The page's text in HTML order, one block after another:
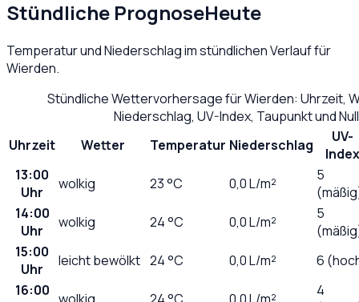
Stündliche PrognoseHeute
Temperatur und Niederschlag im stündlichen Verlauf für
Wierden.
Stündliche Wettervorhersage fürWierden: Uhrzeit,
Niederschlag, UV-Index, Taupunkt und
Uhrzeit
Wetter Temperatur Niederschlag
UV-
Index
13:00
Uhr
wolkig 23°C 0,0L/m²
5
14:00
Uhr
wolkig 24°C 0,0L/m²
5
15:00
Uhr
leicht bewölkt 24°C 0,0L/m²
6
16:00
4